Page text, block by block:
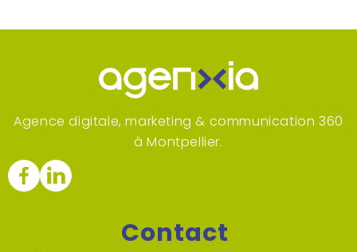
Agence digitale, marketing & communication 360
à Montpellier.
Contact